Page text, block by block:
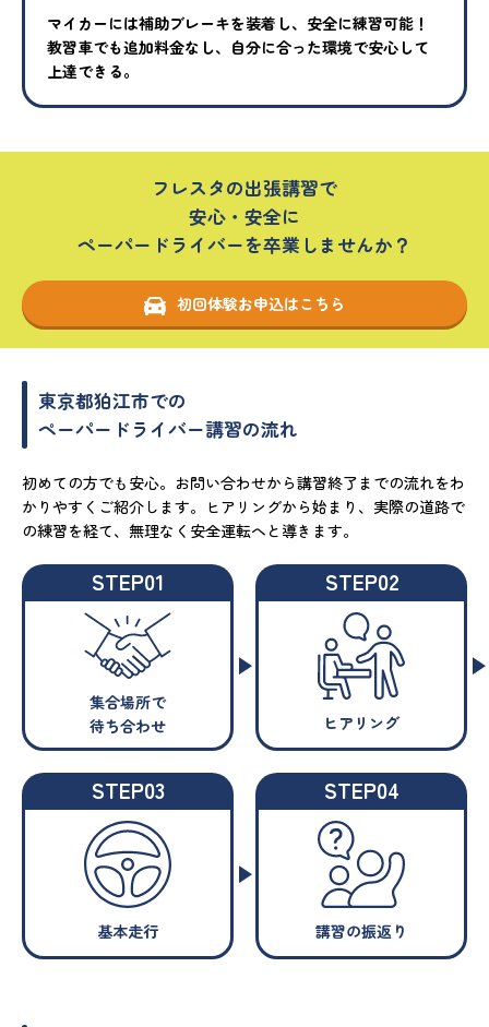
マイカーには補助ブレーキを装着し、安全に練習可能！
教習車でも追加料金なし、自分に合った環境で安心して
上達できる。
フレスタの出張講習で
安心・安全に
ペーパードライバーを卒業しませんか？
初回体験お申込はこちら
東京都狛江市での
ペーパードライバー講習の流れ
初めての方でも安心。お問い合わせから講習終了までの流れをわ
かりやすくご紹介します。ヒアリングから始まり、実際の道路で
の練習を経て、無理なく安全運転へと導きます。
STEP01
集合場所で
待ち合わせ
STEP02
ヒアリング
STEP03
基本走行
STEP04
講習の振返り